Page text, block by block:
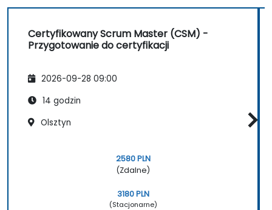
Certyfikowany Scrum Master (CSM) -
Przygotowanie do certyfikacji
2026-09-28 09:00
14 godzin
Olsztyn
2580 PLN
(Zdalne)
3180 PLN
(Stacjonarne)